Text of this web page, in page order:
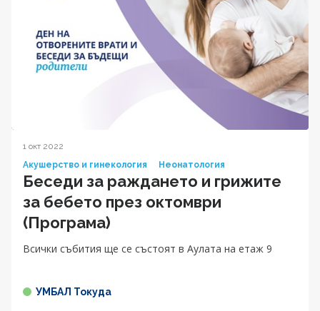
1 окт 2022
Акушерство и гинекология
Неонатология
Беседи за раждането и грижите
за бебетo през октомври
(Програма)
Всички събития ще се състоят в Аулата на етаж 9
УМБАЛ Токуда